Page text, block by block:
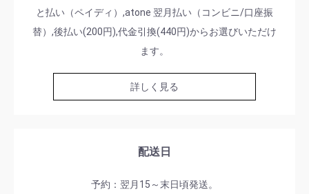
と払い（ペイディ）,atone 翌月払い（コンビニ/口座振
替）,後払い(200円),代金引換(440円)からお選びいただけ
ます。
詳しく見る
配送日
予約：翌月15～末日頃発送。